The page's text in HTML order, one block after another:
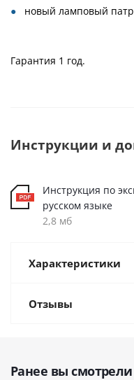
новый ламповый
Гарантия 1 год.
Инструкции и
Инструкция по
русском языке
2,8 мб
Характеристики
Отзывы
Ранее вы смотрели